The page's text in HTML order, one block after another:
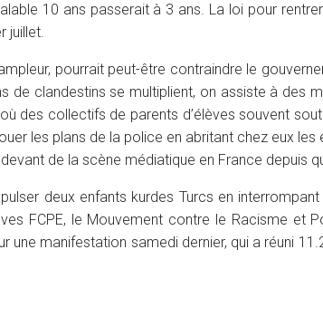
10 ans passerait à 3 ans. La loi pour
juillet.
pourrait peut-être contraindre le
de clandestins se multiplient, on assiste à des
des collectifs de parents d’élèves souvent
les plans de la police en abritant chez eux les
de la scène médiatique en France depuis
deux enfants kurdes Turcs en
FCPE, le Mouvement contre le Racisme et
une manifestation samedi dernier, qui a réuni